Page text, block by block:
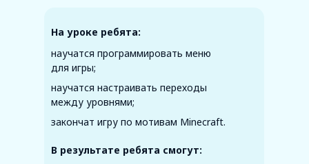
На уроке ребята:
В результате ребята смогут:
научатся программировать меню
для игры;
научатся настраивать переходы
между уровнями;
закончат игру по мотивам Minecraft.